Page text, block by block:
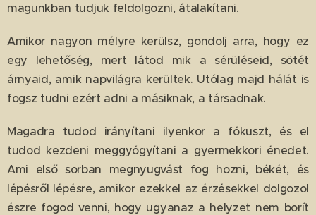
magunkban tudjuk feldolgozni, átalakítani.
Amikor nagyon mélyre kerülsz, gondolj arra, hogy ez
egy lehetőség, mert látod mik a sérüléseid, sötét
árnyaid, amik napvilágra kerültek. Utólag majd hálát is
fogsz tudni ezért adni a másiknak, a társadnak.
Magadra tudod irányítani ilyenkor a fókuszt, és el
tudod kezdeni meggyógyítani a gyermekkori énedet.
Ami első sorban megnyugvást fog hozni, békét, és
lépésről lépésre, amikor ezekkel az érzésekkel dolgozol
észre fogod venni, hogy ugyanaz a helyzet nem borít